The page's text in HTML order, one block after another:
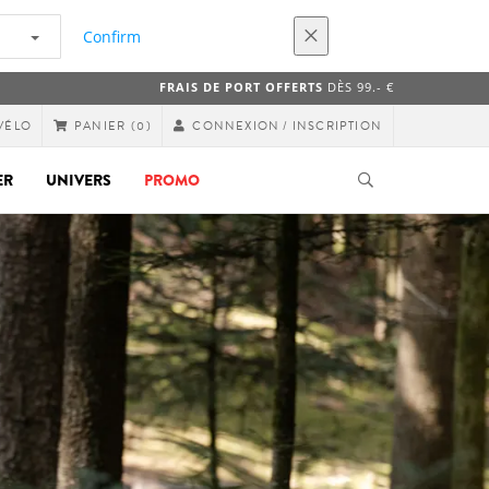
Confirm
FRAIS DE PORT OFFERTS DÈS 99.- €
PANIER (0) CONNEXION / INSCRIPTION
UNIVERS PROMO